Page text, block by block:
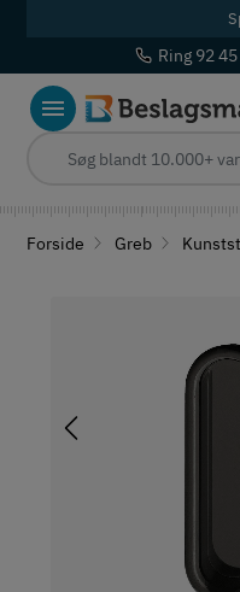
Ring 92
Forside Greb